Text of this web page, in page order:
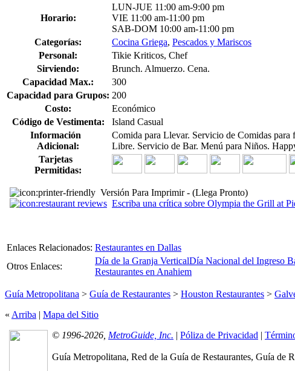
Horario:
LUN-JUE 11:00 am-9:00 pm
VIE 11:00 am-11:00 pm
SAB-DOM 10:00 am-11:00 pm
Categorías:
Cocina Griega, Pescados y Mariscos
Personal:
Tikie Kriticos, Chef
Sirviendo:
Brunch. Almuerzo. Cena.
Capacidad Max.:
300
Capacidad para Grupos: 200
Costo:
Económico
Código de Vestimenta:
Island Casual
Información
Adicional:
Comida para Llevar. Servicio de Comidas para
Libre. Servicio de Bar. Menú para Niños.
Tarjetas
Permitidas:
Versión Para Imprimir - (Llega Pronto)
Escriba una crítica sobre Olympia the Grill at
Enlaces Relacionados: Restaurantes en Dallas
Otros Enlaces:
Día de la Granja VerticalDía Nacional del Ingreso
Restaurantes en Anahiem
Guía Metropolitana > Guía de Restaurantes > Houston Restaurantes >
« Arriba | Mapa del Sitio
© 1996-2026, MetroGuide, Inc. | Póliza de Privacidad |
Guía Metropolitana, Red de la Guía de Restaurantes, Guía de